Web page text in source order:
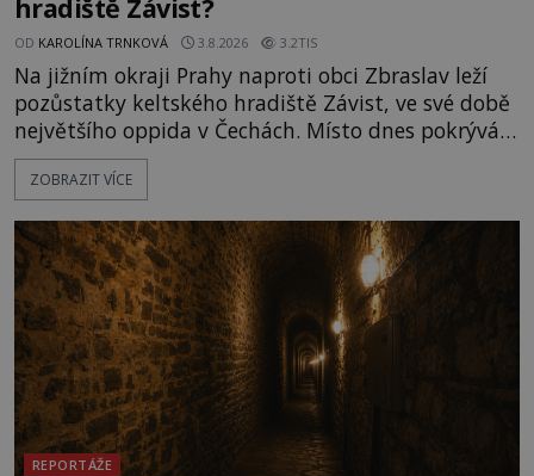
hradiště Závist?
OD KAROLÍNA TRNKOVÁ 3.8.2026 3.2TIS
Na jižním okraji Prahy naproti obci Zbraslav leží
pozůstatky keltského hradiště Závist, ve své době
největšího oppida v Čechách. Místo dnes pokrývá
les, zbytky po kdysi monumentálním hradišti jsou
ale v terénu patrné stále. Co dalšího tu po Keltech
vrch Hr
ZOBRAZIT VÍCE
REPORTÁŽE